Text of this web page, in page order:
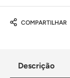
COMPARTILHAR
Descrição